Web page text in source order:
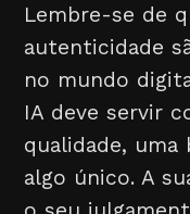
Lembre-se de
autenticidade
no mundo
IA deve servir
qualidade,
algo único. A